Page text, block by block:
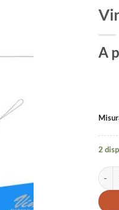
A
2